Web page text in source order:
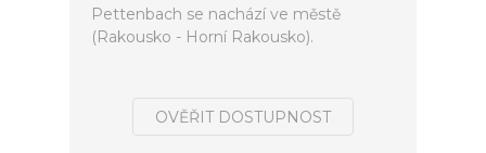
Pettenbach se nachází ve městě
(Rakousko - Horní Rakousko).
OVĚŘIT DOSTUPNOST